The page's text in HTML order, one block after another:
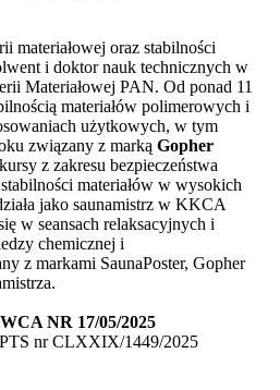
materiałowej oraz stabilności
i doktor nauk technicznych w
Materiałowej PAN. Od ponad 11
materiałów polimerowych i
użytkowych, w tym
związany z marką Gopher
z zakresu bezpieczeństwa
materiałów w wysokich
jako saunamistrz w KKCA
w seansach relaksacyjnych i
chemicznej i
z markami SaunaPoster, Gopher
NR 17/05/2025
PTS nr CLXXIX/1449/2025